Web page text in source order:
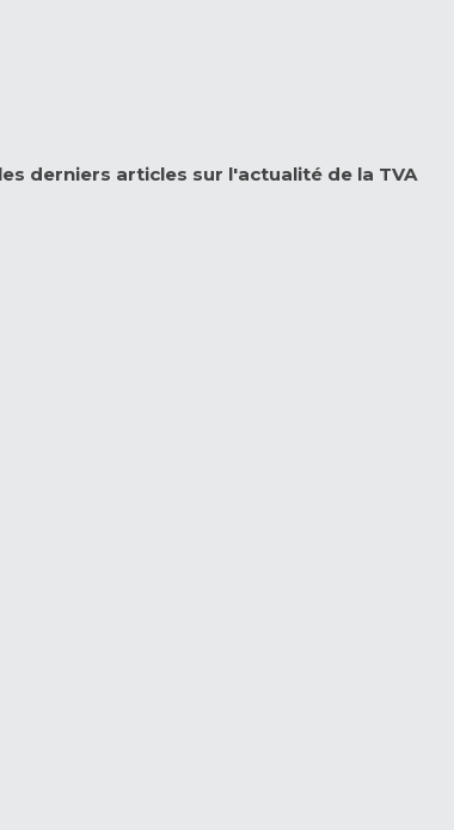
derniers articles sur l'actualité de la TVA